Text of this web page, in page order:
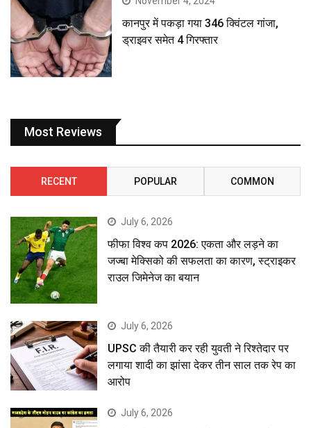
कानपुर में पकड़ा गया 346 क्विंटल गांजा,
ड्राइवर समेत 4 गिरफ्तार
Most Reviews
RECENT POPULAR COMMON
July 6, 2026
फीफा विश्व कप 2026: एकता और लड़ने का
जज्बा मेक्सिको की सफलता का कारण, स्ट्राइकर
राउल जिमेनेज का बयान
July 6, 2026
UPSC की तैयारी कर रही युवती ने रिश्तेदार पर
लगाया शादी का झांसा देकर तीन साल तक रेप का
आरोप
July 6, 2026